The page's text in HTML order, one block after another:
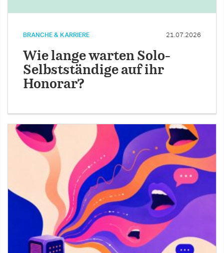
BRANCHE & KARRIERE 21.07.2026
Wie lange warten Solo-
Selbstständige auf ihr
Honorar?